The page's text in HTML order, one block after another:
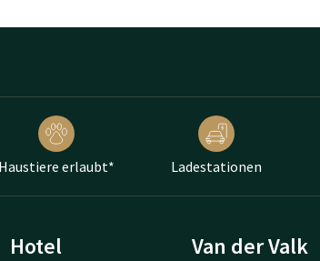
Haustiere erlaubt* Ladestationen
Hotel Van der Valk